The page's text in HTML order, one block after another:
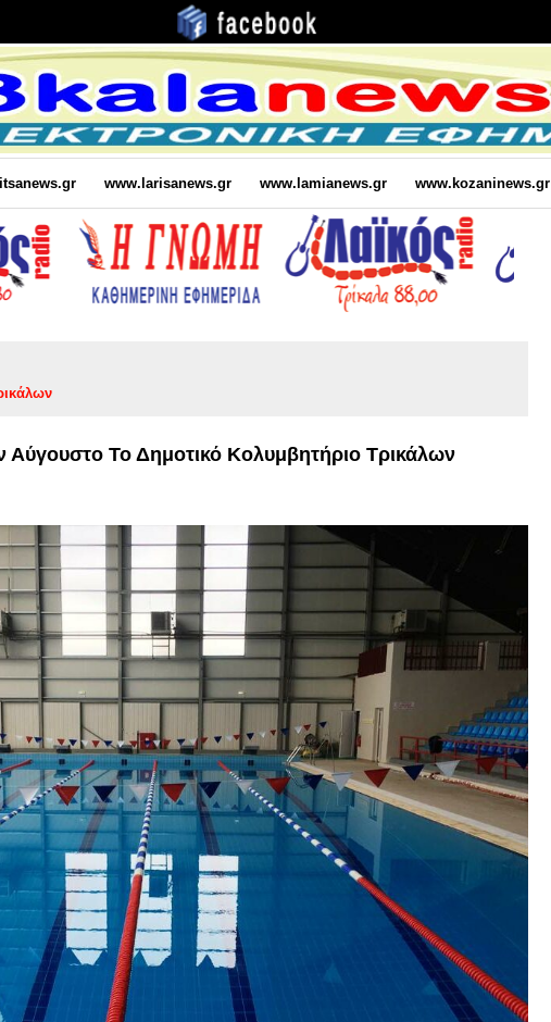
www.larisanews.gr www.lamianews.gr www.kozaninews.gr
Αύγουστο Το Δημοτικό Κολυμβητήριο Τρικάλων